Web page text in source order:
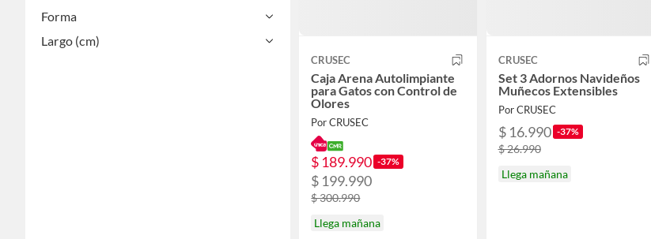
Forma
Largo (cm)
CRUSEC
Caja Arena Autolimpiante
para Gatos con Control de
Olores
Por CRUSEC
$ 189.990 -37%
$ 199.990
$ 300.990
Llega mañana
CRUSEC
Set 3 Adornos Navideños
Muñecos Extensibles
Por CRUSEC
$ 16.990 -37%
$ 26.990
Llega mañana